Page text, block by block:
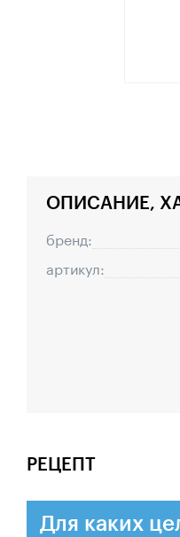
ОПИСАНИЕ,
бренд:
артикул:
РЕЦЕПТ
Для каких